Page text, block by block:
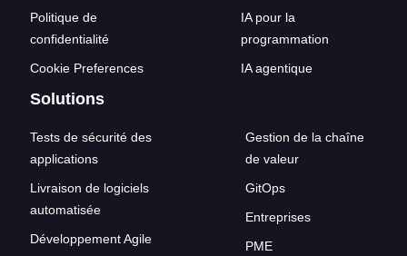
Politique de
confidentialité
Cookie Preferences
IA pour la
programmation
IA agentique
Solutions
Tests de sécurité des
applications
Livraison de logiciels
automatisée
Développement Agile
Gestion de la chaîne
de valeur
GitOps
Entreprises
PME